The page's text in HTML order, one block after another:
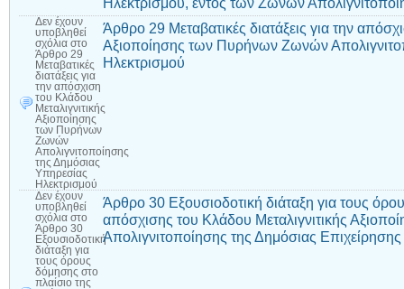
Δεν έχουν
υποβληθεί
σχόλια στο
Άρθρο 29
Μεταβατικές
διατάξεις για
την απόσχιση
του Κλάδου
Μεταλιγνιτικής
Αξιοποίησης
των Πυρήνων
Ζωνών
Απολιγνιτοποίησης
της Δημόσιας
Υπηρεσίας
Ηλεκτρισμού
Άρθρο 29 Μεταβατικές διατάξεις για την
Αξιοποίησης των Πυρήνων Ζωνών
Ηλεκτρισμού
Δεν έχουν
υποβληθεί
σχόλια στο
Άρθρο 30
Εξουσιοδοτική
διάταξη για
τους όρους
δόμησης στο
πλαίσιο της
Άρθρο 30 Εξουσιοδοτική διάταξη για τους
απόσχισης του Κλάδου Μεταλιγνιτικής
Απολιγνιτοποίησης της Δημόσιας